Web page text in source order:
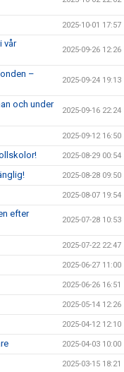
2025-10-01 17:57
vår
2025-09-26 12:26
–
2025-09-24 19:13
och under
2025-09-16 22:24
2025-09-12 16:50
2025-08-29 00:54
2025-08-28 09:50
2025-08-07 19:54
efter
2025-07-28 10:53
2025-07-22 22:47
2025-06-27 11:00
2025-06-26 16:51
2025-05-14 12:26
2025-04-12 12:10
2025-04-03 10:00
2025-03-15 18:21